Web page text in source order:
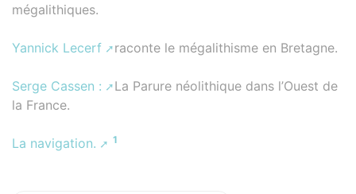
mégalithiques.
Yannick Lecerf raconte le mégalithisme en Bretagne.
Serge Cassen :
La Parure néolithique dans l’Ouest de
la France.
La navigation. 1